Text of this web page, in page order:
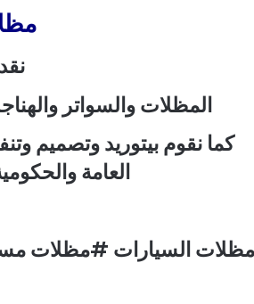
المظلات والسواتر
كما نقوم بيتوريد وتصميم
العامة